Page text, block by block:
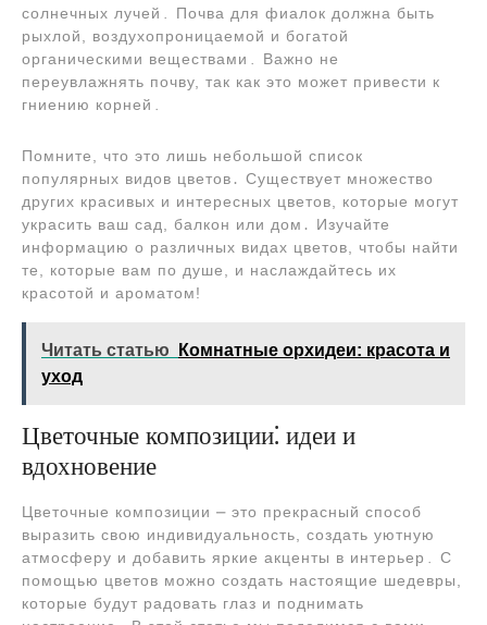
солнечных лучей․ Почва для фиалок должна быть
рыхлой, воздухопроницаемой и богатой
органическими веществами․ Важно не
переувлажнять почву, так как это может привести к
гниению корней․
Помните, что это лишь небольшой список
популярных видов цветов․ Существует множество
других красивых и интересных цветов, которые могут
украсить ваш сад, балкон или дом․ Изучайте
информацию о различных видах цветов, чтобы найти
те, которые вам по душе, и наслаждайтесь их
красотой и ароматом!
Читать статью
Комнатные орхидеи: красота и
уход
Цветочные композиции⁚ идеи и
вдохновение
Цветочные композиции ⎼ это прекрасный способ
выразить свою индивидуальность, создать уютную
атмосферу и добавить яркие акценты в интерьер․ С
помощью цветов можно создать настоящие шедевры,
которые будут радовать глаз и поднимать